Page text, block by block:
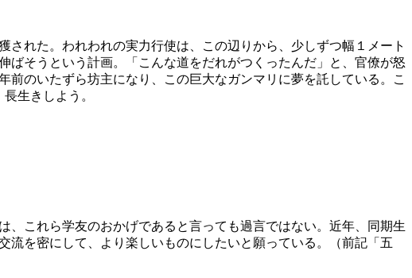
れた。われわれの実力行使は、この辺りから、少しずつ幅１メート
そうという計画。「こんな道をだれがつくったんだ」と、官僚が怒
のいたずら坊主になり、この巨大なガンマリに夢を託している。こ
生きしよう。
これら学友のおかげであると言っても過言ではない。近年、同期生
を密にして、より楽しいものにしたいと願っている。（前記「五